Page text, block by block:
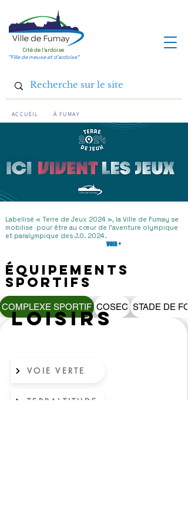
Cité de l'ardoise
"Fille de meuse et d'ardoise"
ACCUEIL À FUMAY
Labellisé « Terre de Jeux 2024 », la Ville de Fumay se
mobilise pour être au cœur de l’aventure olympique
et paralympique des J.O. 2024.
VOIR +
ÉQUIPEMENTS
SPORTIFS
COMPLEXE SPORTIF COSEC STADE DE
loisirs
VOIE VERTE
TERRALTITUDE